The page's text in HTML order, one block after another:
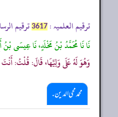
ترقیم العلمیہ : 3617 ترقیم
نَا نَا مُحَمَّدُ بْنُ مَخْلَدٍ، نَا عِيسَى
وَهُوَ لَهُ عَلَى وَلِيِّهَا، قَالَ: قُلْتُ:
محمد محی الدین .